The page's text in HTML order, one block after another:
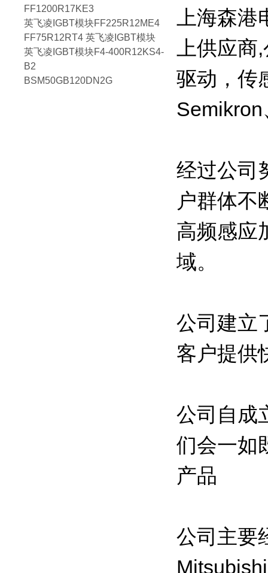
上海森
上供应
驱动，传
经过公司
户群体不
高频感应
域。
公司建立
客户提供
公司自成
们会一如
产品
公司主要
FF1200R17KE3
英飞凌IGBT模块FF225R12ME4
FF75R12RT4 英飞凌IGBT模块
英飞凌IGBT模块F4-400R12KS4-
B2
BSM50GB120DN2G